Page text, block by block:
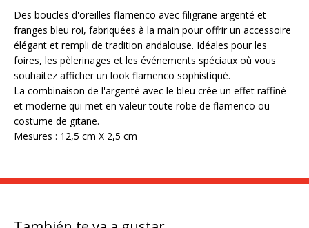
Des boucles d'oreilles flamenco avec filigrane argenté et
franges bleu roi, fabriquées à la main pour offrir un accessoire
élégant et rempli de tradition andalouse. Idéales pour les
foires, les pèlerinages et les événements spéciaux où vous
souhaitez afficher un look flamenco sophistiqué.
La combinaison de l'argenté avec le bleu crée un effet raffiné
et moderne qui met en valeur toute robe de flamenco ou
costume de gitane.
Mesures : 12,5 cm X 2,5 cm